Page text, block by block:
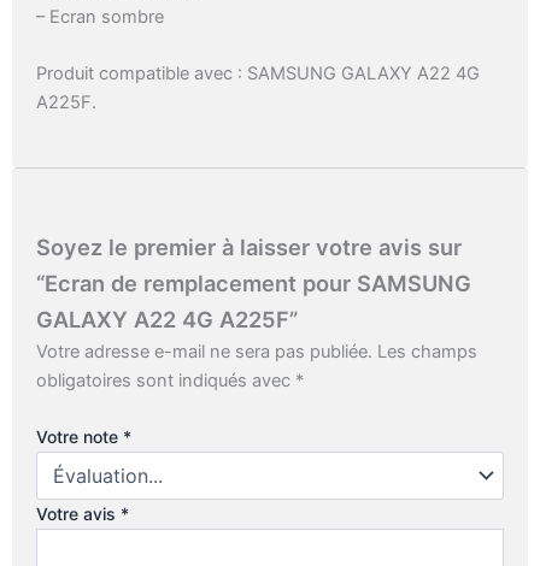
– Ecran sombre
Produit compatible avec : SAMSUNG GALAXY A22 4G
A225F.
Soyez le premier à laisser votre avis sur
“Ecran de remplacement pour SAMSUNG
GALAXY A22 4G A225F”
Votre adresse e-mail ne sera pas publiée. Les champs
obligatoires sont indiqués avec *
Votre note *
Votre avis *